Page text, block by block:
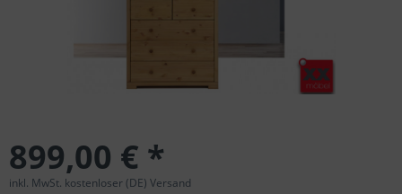
899,00 € *
inkl. MwSt. kostenloser (DE) Versand